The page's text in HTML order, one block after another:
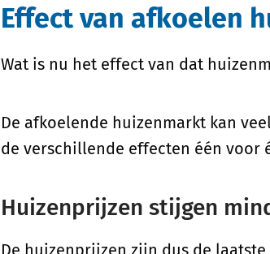
Effect van afkoelen
Wat is nu het effect van dat
De afkoelende huizenmarkt kan
de verschillende effecten één voor
Huizenprijzen stijgen
De huizenprijzen zijn dus de